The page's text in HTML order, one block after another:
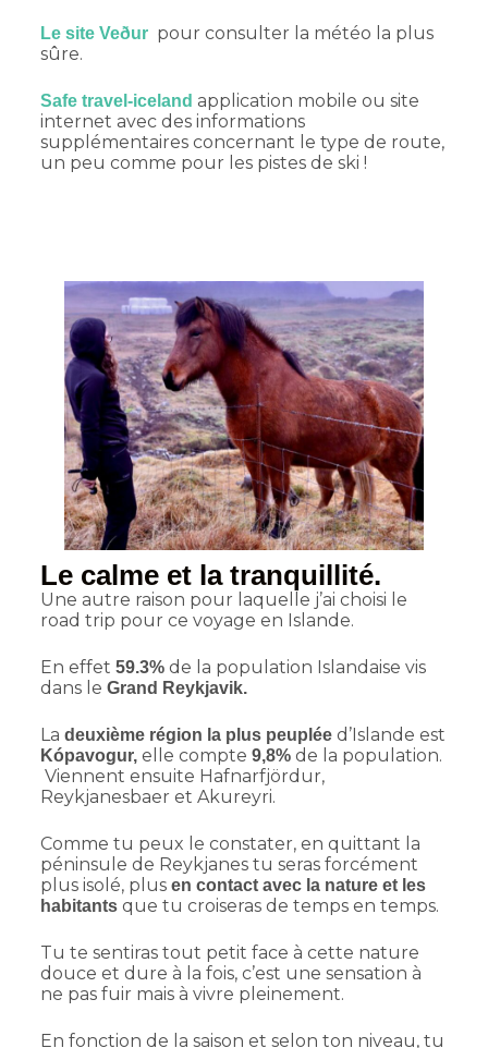
Le site Veður pour consulter la météo la plus
sûre.
Safe travel-iceland application mobile ou site
internet avec des informations
supplémentaires concernant le type de route,
un peu comme pour les pistes de ski !
Le calme et la tranquillité.
Une autre raison pour laquelle j’ai choisi le
road trip pour ce voyage en Islande.
En effet 59.3%de la population Islandaise vis
dans le Grand Reykjavik.
La deuxième région la plus peupléed’Islande est
Kópavogur, elle compte 9,8%de la population.
Viennent ensuite Hafnarfjördur,
Reykjanesbaer et Akureyri.
Comme tu peux le constater, en quittant la
péninsule de Reykjanes tu seras forcément
plus isolé, plus en contact avec la nature et les
habitantsque tu croiseras de temps en temps.
Tu te sentiras tout petit face à cette nature
douce et dure à la fois, c’est une sensation à
ne pas fuir mais à vivre pleinement.
En fonction de la saison et selon ton niveau, tu